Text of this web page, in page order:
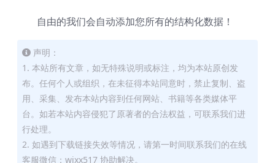
自由的我们会自动添加您所有的结构化数据！
声明：
1. 本站所有文章，如无特殊说明或标注，均为本站原创发
布。任何个人或组织，在未征得本站同意时，禁止复制、盗
用、采集、发布本站内容到任何网站、书籍等各类媒体平
台。如若本站内容侵犯了原著者的合法权益，可联系我们进
行处理。
2. 如遇到下载链接失效等情况，请第一时间联系我们的在线
客服微信：wixx517 协助解决。